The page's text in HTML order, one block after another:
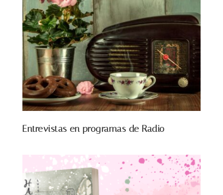
Entrevistas en programas de Radio